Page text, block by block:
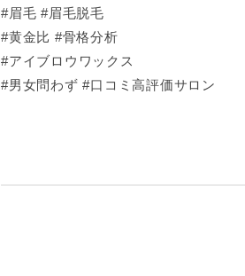
#眉毛 #眉毛脱毛
#黄金比 #骨格分析
#アイブロウワックス
#男女問わず #口コミ高評価サロン